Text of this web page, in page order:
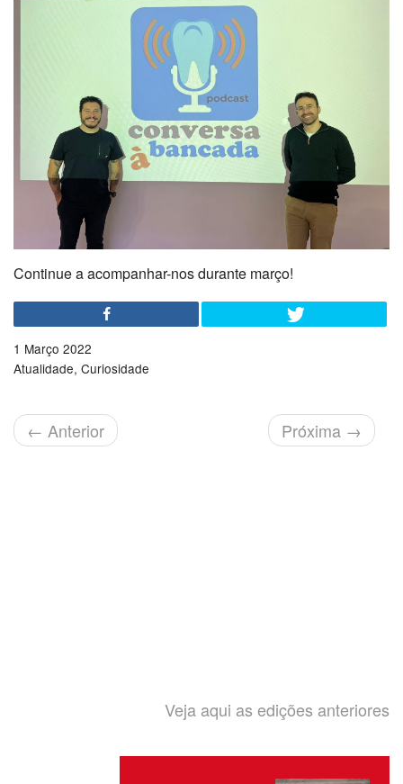
Continue a acompanhar-nos durante março!
1 Março 2022
Atualidade Curiosidade
← Anterior Próxima →
Veja aqui as edições anteriores